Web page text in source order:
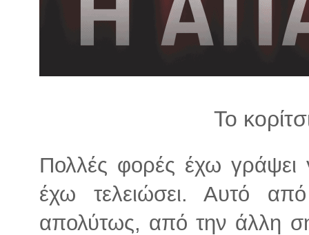
Το
Πολλές φορές έχω γράψει
έχω τελειώσει. Αυτό
απολύτως, από την άλλη